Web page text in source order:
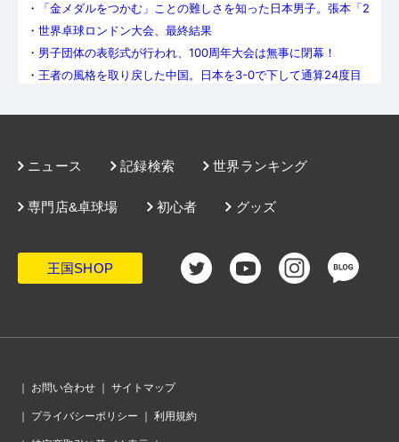
・
「金メダルをつかむ」ことの難しさを知った日本男子。張本「2
・ 世界卓球ロンドン大会、最終結果
・ 男子団体の表彰式が行われ、100周年大会は無事に閉幕！
・ 王者の風格を取り戻した中国。日本を3-0で下して通算24度目
・全力で声を出す馬龍や許昕、ジャージを脱いた王皓監督。総力
・ タイペイ戦で効いた張本の先制パンチ「エース対決で勝てて、
良いスタートが切れた」岸川監督
を制した王国が12連覇に挑む
・日本男子、チャイニーズタイペイを圧倒。4大会ぶりの決勝へ!!
・「正直、決勝のことで頭がいっぱい」いざ悲願の金メダルへ、
日本女子ドイツ戦後のコメント
ドイツにリベンジ許さず。日本女子が3-0勝利で6大会連続の決
勝進出
・トレビアン、フラビアン！ 18歳のコトンがカルデラノをKO、フ
・ちょっと気になる赤いケース。ドーハ大会の王楚欽ラケット破
中国男子、復活の兆し。準々決勝で韓国との大一番に完勝し、
連覇継続へ一歩前進
ニュース 記録検索 世界ランキング
グッズ
専門店&卓球場 初心者
王国SHOP
｜ お問い合わせ ｜ サイトマップ
｜ プライバシーポリシー ｜ 利用規約